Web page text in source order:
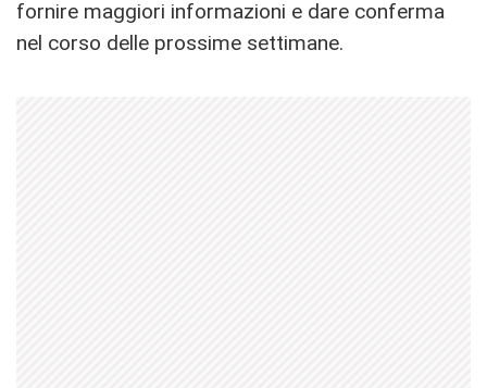
fornire maggiori informazioni e dare conferma
nel corso delle prossime settimane.